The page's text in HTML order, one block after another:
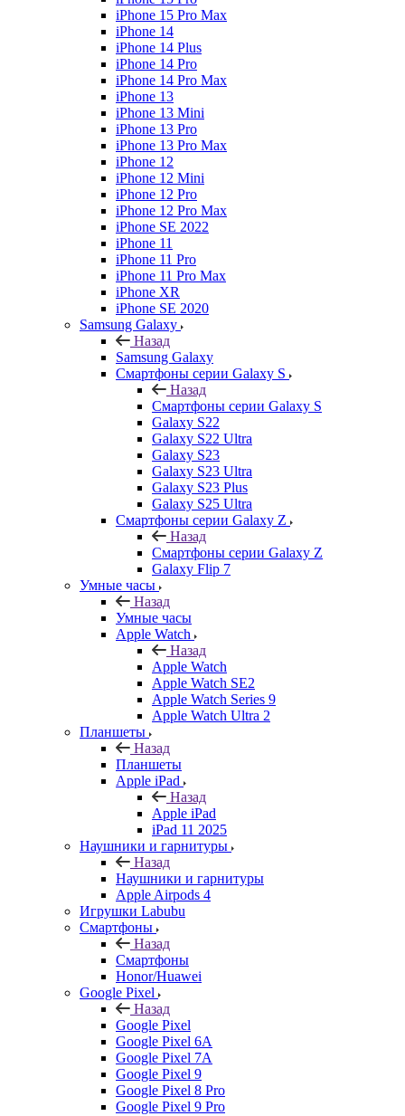
iPhone 15 Pro Max
iPhone 14
iPhone 14 Plus
iPhone 14 Pro
iPhone 14 Pro Max
iPhone 13
iPhone 13 Mini
iPhone 13 Pro
iPhone 13 Pro Max
iPhone 12
iPhone 12 Mini
iPhone 12 Pro
iPhone 12 Pro Max
iPhone SE 2022
iPhone 11
iPhone 11 Pro
iPhone 11 Pro Max
iPhone XR
iPhone SE 2020
Samsung Galaxy
Назад
Samsung Galaxy
Смартфоны серии Galaxy S
Назад
Смартфоны серии Galaxy S
Galaxy S22
Galaxy S22 Ultra
Galaxy S23
Galaxy S23 Ultra
Galaxy S23 Plus
Galaxy S25 Ultra
Смартфоны серии Galaxy Z
Назад
Смартфоны серии Galaxy Z
Galaxy Flip 7
Умные часы
Назад
Умные часы
Apple Watch
Назад
Apple Watch
Apple Watch SE2
Apple Watch Series 9
Apple Watch Ultra 2
Планшеты
Назад
Планшеты
Apple iPad
Назад
Apple iPad
iPad 11 2025
Наушники и гарнитуры
Назад
Наушники и гарнитуры
Apple Airpods 4
Игрушки Labubu
Смартфоны
Назад
Смартфоны
Honor/Huawei
Google Pixel
Назад
Google Pixel
Google Pixel 6A
Google Pixel 7А
Google Pixel 9
Google Pixel 8 Pro
Google Pixel 9 Pro